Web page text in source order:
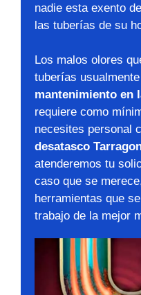
nadie esta exento
las tuberías de su
Los malos olores
tuberías
mantenimiento en
requiere como
necesites personal
desatasco
atenderemos tu
caso que se
herramientas que
trabajo de la mejor